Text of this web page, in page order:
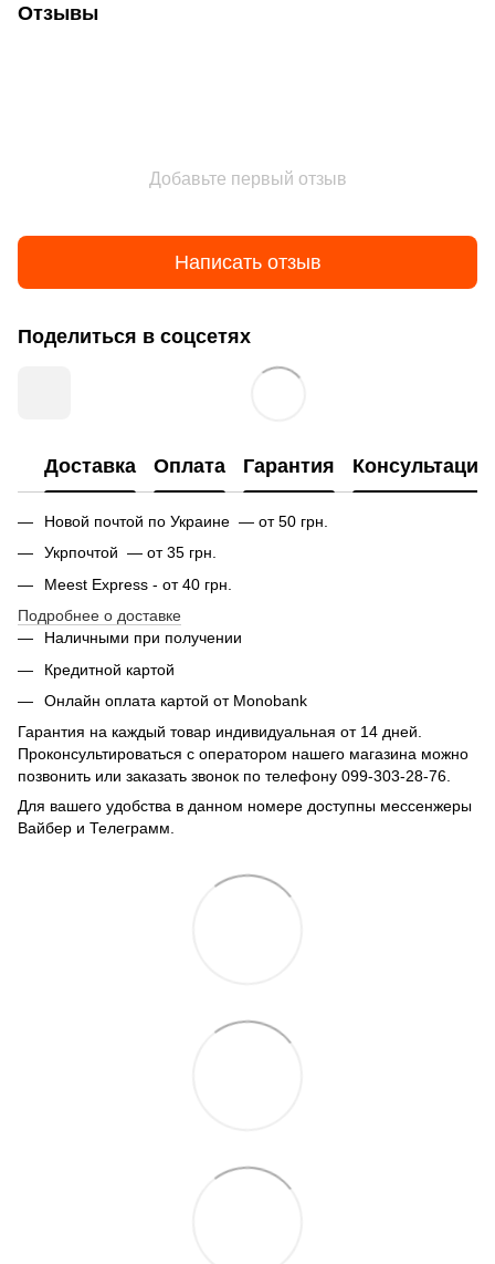
Отзывы
Добавьте первый отзыв
Написать отзыв
Поделиться в соцсетях
Доставка Оплата Гарантия Консультация
Новой почтой по Украине — от 50 грн.
Укрпочтой — от 35 грн.
Meest Express - от 40 грн.
Подробнее о доставке
Наличными при получении
Кредитной картой
Онлайн оплата картой от Monobank
Гарантия на каждый товар индивидуальная от 14 дней.
Проконсультироваться с оператором нашего магазина можно
позвонить или заказать звонок по телефону 099-303-28-76.
Для вашего удобства в данном номере доступны мессенжеры
Вайбер и Телеграмм.